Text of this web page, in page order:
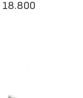
18.800